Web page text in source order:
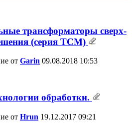
трансформаторы сверх-
(серия ТСМ)
от Garin 09.08.2018 10:53
обработки.
от Hrun 19.12.2017 09:21